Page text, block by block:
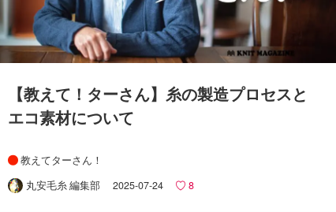
【教えて！​ターさん​】糸の​製造プロセスと​
エコ素材に​ついて
教えてターさん！
丸安毛糸 編集部
2025-07-24 8